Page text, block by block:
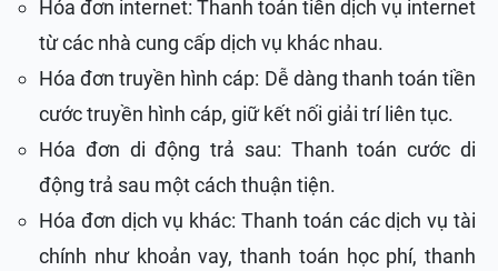
Hóa đơn internet: Thanh toán tiền dịch vụ internet
từ các nhà cung cấp dịch vụ khác nhau.
Hóa đơn truyền hình cáp: Dễ dàng thanh toán tiền
cước truyền hình cáp, giữ kết nối giải trí liên tục.
Hóa đơn di động trả sau: Thanh toán cước di
động trả sau một cách thuận tiện.
Hóa đơn dịch vụ khác: Thanh toán các dịch vụ tài
chính như khoản vay, thanh toán học phí, thanh